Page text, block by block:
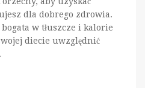
dla dobrego zdrowia.
w tłuszcze i kalorie
diecie uwzględnić